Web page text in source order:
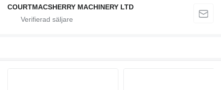
COURTMACSHERRY MACHINERY LTD